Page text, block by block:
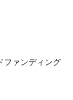
ファンディング